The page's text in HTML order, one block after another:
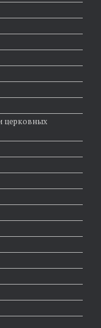
церковных